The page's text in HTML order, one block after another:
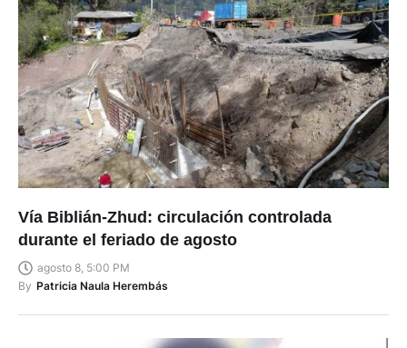
Vía Biblián-Zhud: circulación controlada
durante el feriado de agosto
agosto 8, 5:00 PM
By Patricia Naula Herembás